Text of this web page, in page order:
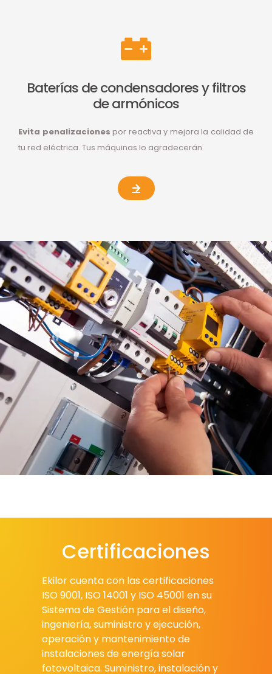
Baterías de condensadores y filtros
de armónicos
Evita penalizaciones por reactiva y mejora la calidad de
tu red eléctrica. Tus máquinas lo agradecerán.
Certificaciones
Ekilor cuenta con las certificaciones
ISO 9001, ISO 14001 y ISO 45001 en su
Sistema de Gestión para el diseño,
ingeniería, suministro y ejecución,
operación y mantenimiento de
instalaciones de energía solar
fotovoltaica. Suministro, instalación y